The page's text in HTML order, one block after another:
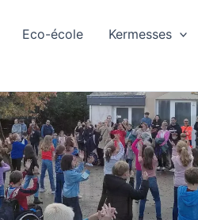
Eco-école Kermesses